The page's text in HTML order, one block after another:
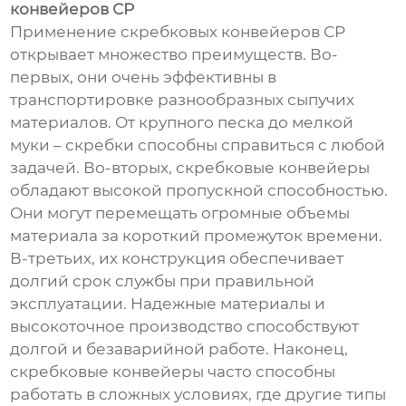
конвейеров СР
Применение скребковых конвейеров СР
открывает множество преимуществ. Во-
первых, они очень эффективны в
транспортировке разнообразных сыпучих
материалов. От крупного песка до мелкой
муки – скребки способны справиться с любой
задачей. Во-вторых, скребковые конвейеры
обладают высокой пропускной способностью.
Они могут перемещать огромные объемы
материала за короткий промежуток времени.
В-третьих, их конструкция обеспечивает
долгий срок службы при правильной
эксплуатации. Надежные материалы и
высокоточное производство способствуют
долгой и безаварийной работе. Наконец,
скребковые конвейеры часто способны
работать в сложных условиях, где другие типы